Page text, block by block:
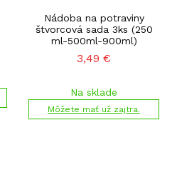
Nádoba na potraviny
štvorcová sada 3ks (250
ml-500ml-900ml)
3,49 €
Na sklade
Môžete mať už zajtra.